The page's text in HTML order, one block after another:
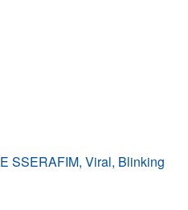
SSERAFIM, Viral, Blinking